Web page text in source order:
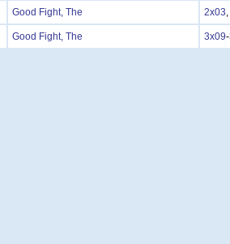
Good Fight, The 2x03,
Good Fight, The 3x09-